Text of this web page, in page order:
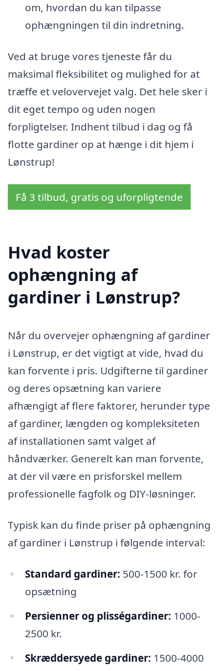
om, hvordan du kan tilpasse
ophængningen til din indretning.
Ved at bruge vores tjeneste får du
maksimal fleksibilitet og mulighed for at
træffe et velovervejet valg. Det hele sker i
dit eget tempo og uden nogen
forpligtelser. Indhent tilbud i dag og få
flotte gardiner op at hænge i dit hjem i
Lønstrup!
Få 3 tilbud, gratis og uforpligtende
Hvad koster
ophængning af
gardiner i Lønstrup?
Når du overvejer ophængning af gardiner
i Lønstrup, er det vigtigt at vide, hvad du
kan forvente i pris. Udgifterne til gardiner
og deres opsætning kan variere
afhængigt af flere faktorer, herunder type
af gardiner, længden og kompleksiteten
af installationen samt valget af
håndværker. Generelt kan man forvente,
at der vil være en prisforskel mellem
professionelle fagfolk og DIY-løsninger.
Typisk kan du finde priser på ophængning
af gardiner i Lønstrup i følgende interval:
Standard gardiner: 500-1500 kr. for
opsætning
Persienner og plisségardiner: 1000-
2500 kr.
Skræddersyede gardiner: 1500-4000